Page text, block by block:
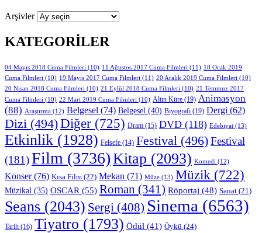
Arşivler
KATEGORILER
04 Mayıs 2018 Cuma Filmleri (10) 11 Ağustos 2017 Cuma Filmleri (11) 18 Ocak 2019
Cuma Filmleri (10) 19 Mayıs 2017 Cuma Filmleri (11) 20 Aralık 2019 Cuma Filmleri (10)
20 Nisan 2018 Cuma Filmleri (10) 21 Eylül 2018 Cuma Filmleri (10) 21 Temmuz 2017
Cuma Filmleri (10) 22 Mart 2019 Cuma Filmleri (10) Altın Küre (19) Animasyon
(88) Araştırma (12) Belgesel (74) Belgesel (40) Biyografi (19) Dergi (62)
Dizi (494)Diğer (725) Dram (15) DVD (118) Edebiyat (13)
Etkinlik (1928) Felsefe (14) Festival (496)Festival
(181)Film (3736)Kitap (2093) Komedi (12)
Konser(76) Kısa Film (22) Mekan (71) Müze (13) Müzik (722)
Müzikal (35) OSCAR (55) Roman (341) Röportaj (48) Sanat (21)
Seans (2043) Sergi (408) Sinema (6563)
Tarih (16) Tiyatro (1793) Ödül (41) Öykü (24)